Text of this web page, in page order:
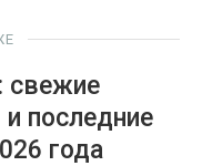
свежие
последние
года